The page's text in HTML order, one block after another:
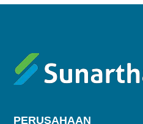
PERUSAHAAN